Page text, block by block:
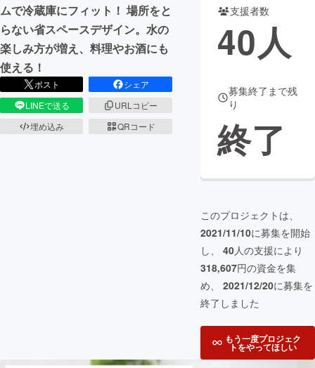
ムで冷蔵庫にフィット！ 場所をと
らない省スペースデザイン。水の
楽しみ方が増え、料理やお酒にも
使える！
ポスト
シェア
LINEで送る
URLコピー
埋め込み
QRコード
支援者数
40人
募集終了まで残
り
終了
このプロジェクトは、
2021/11/10に募集を開始
し、 40人の支援により
318,607円の資金を集
め、 2021/12/20に募集を
終了しました
もう一度プロジェク
トをやってほしい